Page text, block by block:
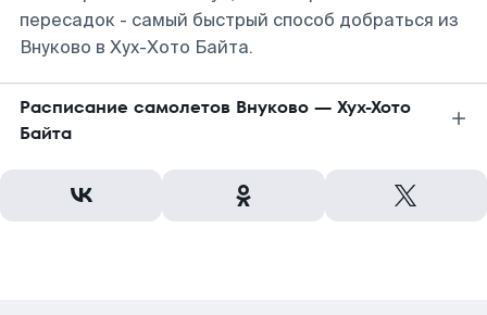
пересадок - самый быстрый способ добраться из
Внуково в Хух-Хото Байта.
Расписание самолетов Внуково — Хух-Хото
Байта